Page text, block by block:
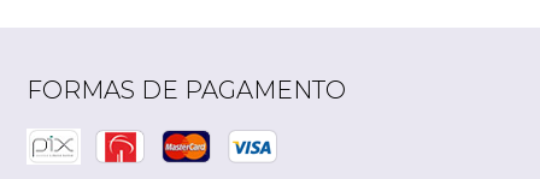
FORMAS DE PAGAMENTO